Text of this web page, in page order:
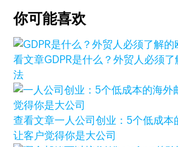
你可能喜欢
看文章GDPR是什么？外贸人必须
法
查看文章一人公司创业：5个低成本
让客户觉得你是大公司